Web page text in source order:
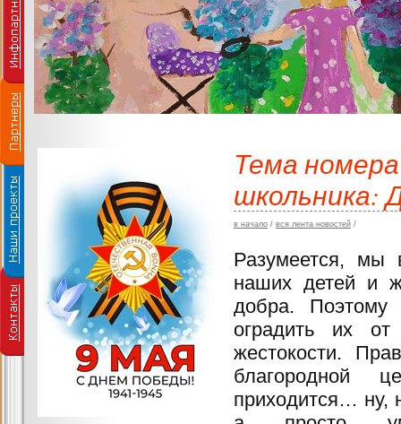
Тема
школьника:
в начало / вся лента новостей /
Разумеется, мы
наших детей и
добра. Поэтому
оградить их
жестокости.
благородной
приходится… ну,